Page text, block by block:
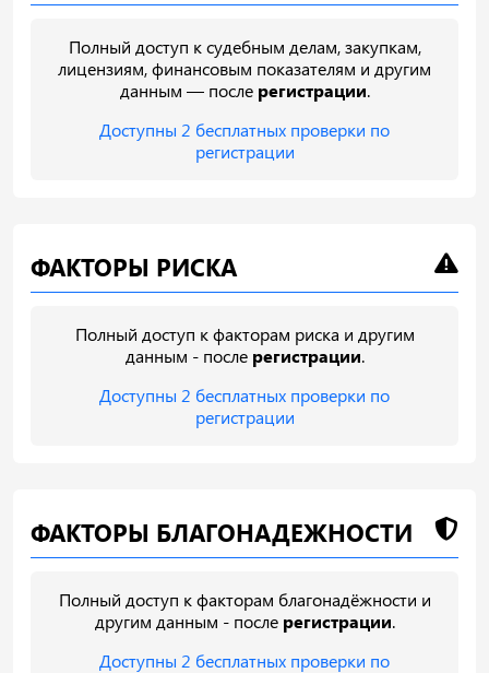
Полный доступ к судебным делам, закупкам,
лицензиям, финансовым показателям и другим
данным — после регистрации.
Доступны 2 бесплатных проверки по
регистрации
ФАКТОРЫ РИСКА
Полный доступ к факторам риска и другим
данным - после регистрации.
Доступны 2 бесплатных проверки по
регистрации
ФАКТОРЫ БЛАГОНАДЕЖНОСТИ
Полный доступ к факторам благонадёжности и
другим данным - после регистрации.
Доступны 2 бесплатных проверки по